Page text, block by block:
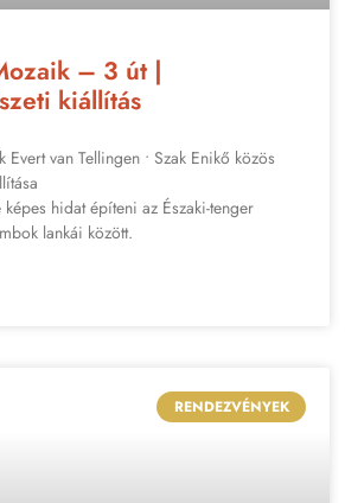
– 3 út |
kiállítás
Evert van Tellingen • Szak Enikő közös
képes hidat építeni az Északi-tenger
lankái között.
RENDEZVÉNYEK